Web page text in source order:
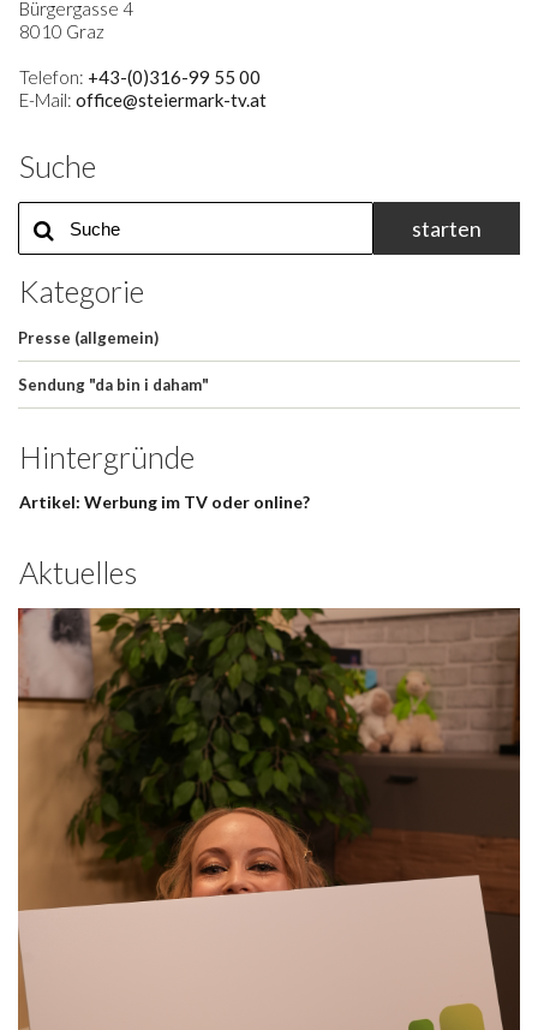
Bürgergasse 4
8010 Graz
Telefon: +43-(0)316-99 55 00
E-Mail: office@steiermark-tv.at
Suche
starten
Kategorie
Presse (allgemein)
Sendung "da bin i daham"
Hintergründe
Artikel: Werbung im TV oder online?
Aktuelles